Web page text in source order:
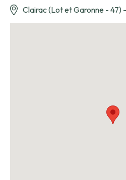
Clairac (Lot et Garonne - 47)